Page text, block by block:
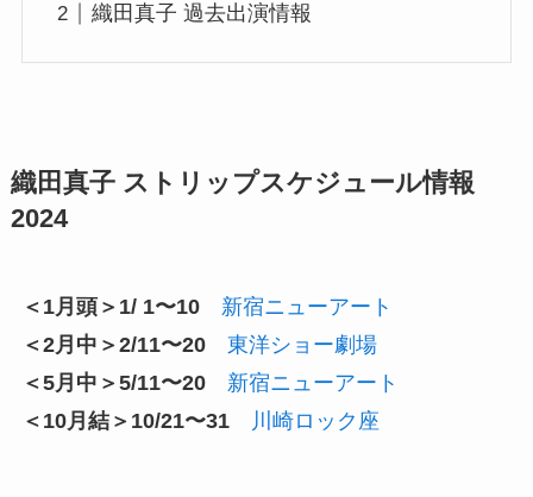
織田真子 過去出演情報
織田真子 ストリップスケジュール情報
2024
＜1月頭＞1/ 1〜10
新宿ニューアート
＜2月中＞2/11〜20
東洋ショー劇場
＜5月中＞5/11〜20
新宿ニューアート
＜10月結＞10/21〜31
川崎ロック座